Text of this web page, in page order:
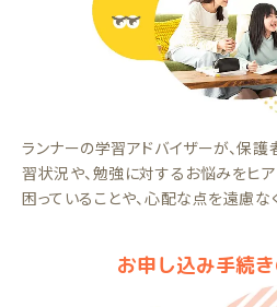
ランナーの学習アドバイザーが、保
習状況や、勉強に対するお悩みをヒア
困っていることや、心配な点を遠慮な
お申し込み手続